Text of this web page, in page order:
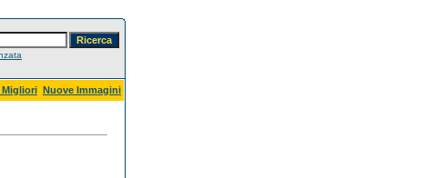
Migliori Nuove Immagini